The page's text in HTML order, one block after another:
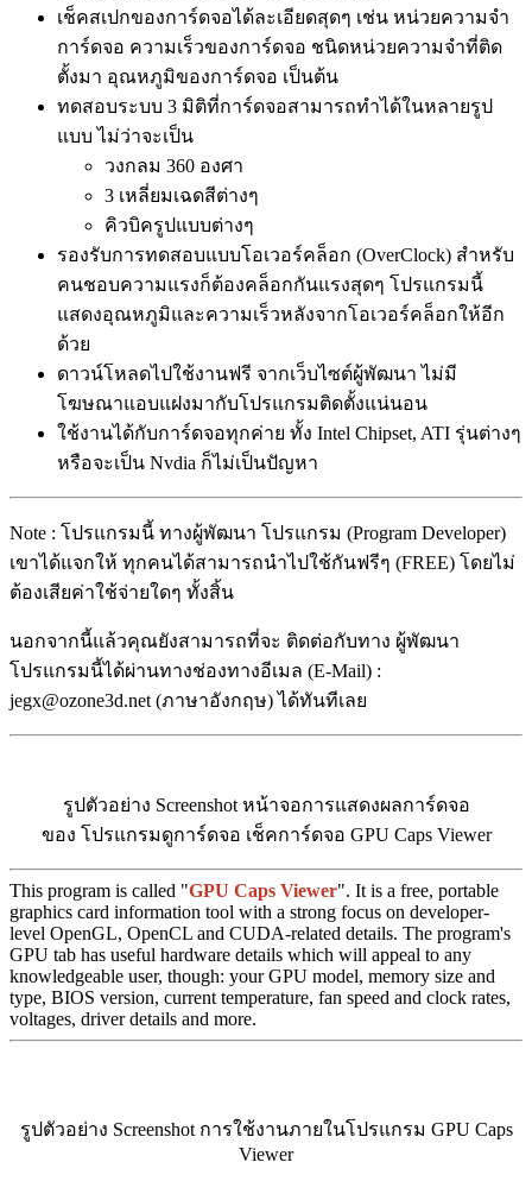
เช็คสเปกของการ์ดจอได้ละเอียดสุดๆ เช่น หน่วยความจำ
การ์ดจอ ความเร็วของการ์ดจอ ชนิดหน่วยความจำที่ติด
ตั้งมา อุณหภูมิของการ์ดจอ เป็นต้น
ทดสอบระบบ 3 มิติที่การ์ดจอสามารถทำได้ในหลายรูป
แบบ ไม่ว่าจะเป็น
วงกลม 360 องศา
3 เหลี่ยมเฉดสีต่างๆ
คิวบิครูปแบบต่างๆ
รองรับการทดสอบแบบโอเวอร์คล็อก (OverClock) สำหรับ
คนชอบความแรงก็ต้องคล็อกกันแรงสุดๆ โปรแกรมนี้
แสดงอุณหภูมิและความเร็วหลังจากโอเวอร์คล็อกให้อีก
ด้วย
ดาวน์โหลดไปใช้งานฟรี จากเว็บไซต์ผู้พัฒนา ไม่มี
โฆษณาแอบแฝงมากับโปรแกรมติดตั้งแน่นอน
ใช้งานได้กับการ์ดจอทุกค่าย ทั้ง Intel Chipset, ATI รุ่นต่างๆ
หรือจะเป็น Nvdia ก็ไม่เป็นปัญหา
Note : โปรแกรมนี้ ทางผู้พัฒนา โปรแกรม (Program Developer)
เขาได้แจกให้ ทุกคนได้สามารถนำไปใช้กันฟรีๆ (FREE) โดยไม่
ต้องเสียค่าใช้จ่ายใดๆ ทั้งสิ้น
นอกจากนี้แล้วคุณยังสามารถที่จะ ติดต่อกับทาง ผู้พัฒนา
โปรแกรมนี้ได้ผ่านทางช่องทางอีเมล (E-Mail) :
jegx@ozone3d.net (ภาษาอังกฤษ) ได้ทันทีเลย
รูปตัวอย่าง Screenshot หน้าจอการแสดงผลการ์ดจอ
ของ โปรแกรมดูการ์ดจอ เช็คการ์ดจอ GPU Caps Viewer
This program is called "GPU Caps Viewer". It is a free, portable
graphics card information tool with a strong focus on developer-
level OpenGL, OpenCL and CUDA-related details. The program's
GPU tab has useful hardware details which will appeal to any
knowledgeable user, though: your GPU model, memory size and
type, BIOS version, current temperature, fan speed and clock rates,
voltages, driver details and more.
รูปตัวอย่าง Screenshot การใช้งานภายในโปรแกรม GPU Caps
Viewer